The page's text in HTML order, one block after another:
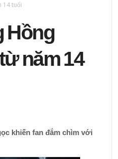
14 tuổi
Hồng
năm 14
khiến fan đắm chìm với